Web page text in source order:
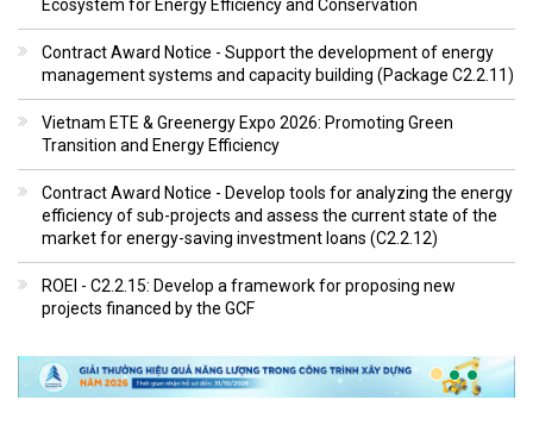
Ecosystem for Energy Efficiency and Conservation
Contract Award Notice - Support the development of energy
management systems and capacity building (Package C2.2.11)
Vietnam ETE & Greenergy Expo 2026: Promoting Green
Transition and Energy Efficiency
Contract Award Notice - Develop tools for analyzing the energy
efficiency of sub-projects and assess the current state of the
market for energy-saving investment loans (C2.2.12)
ROEI - C2.2.15: Develop a framework for proposing new
projects financed by the GCF